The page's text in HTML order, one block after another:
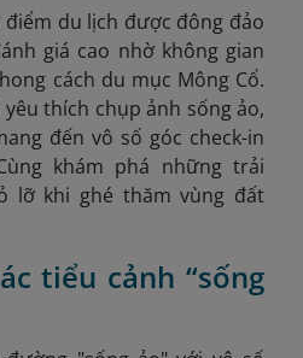
du lịch được đông đảo
giá cao nhờ không gian
cách du mục Mông Cổ.
thích chụp ảnh sống ảo,
đến vô số góc check-in
khám phá những trải
lỡ khi ghé thăm vùng đất
tiểu cảnh “sống